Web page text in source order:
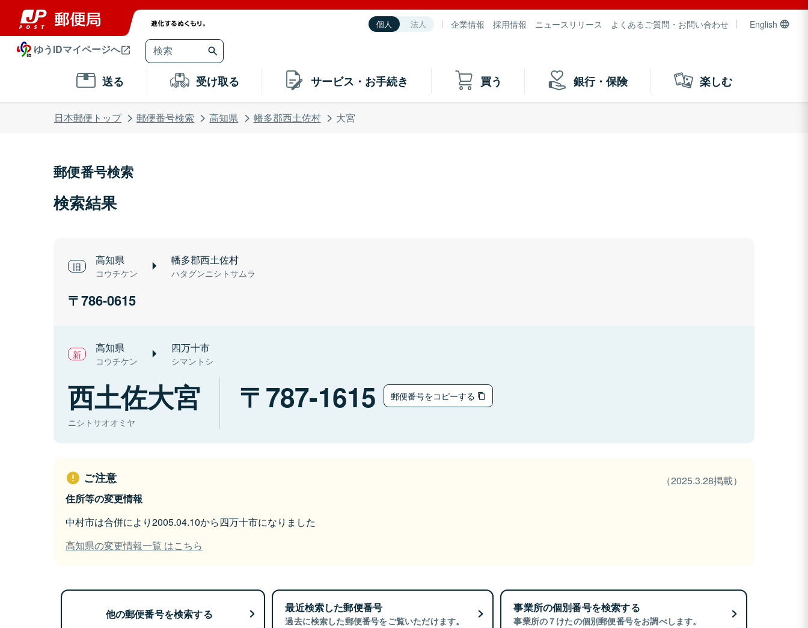
個人 法人 企業情報 採用情報 ニュースリリース よくあるご質問・お問い合わせ English
ゆうIDマイページへ
送る 受け取る サービス・お手続き 買う 銀行・保険 楽しむ
日本郵便トップ 郵便番号検索 高知県 幡多郡西土佐村 大宮
郵便番号検索
検索結果
高知県
コウチケン
幡多郡西土佐村
ハタグンニシトサムラ
786-0615
高知県
コウチケン
四万十市
シマントシ
西土佐大宮
ニシトサオオミヤ
787-1615 郵便番号をコピーする
ご注意
（2025.3.28掲載）
住所等の変更情報
中村市は合併により2005.04.10から四万十市になりました
高知県の変更情報一覧 はこちら
他の郵便番号を検索する 最近検索した郵便番号
過去に検索した郵便番号をご覧いただけます。
事業所の個別番号を検索する
事業所の７けたの個別郵便番号をお調べします。